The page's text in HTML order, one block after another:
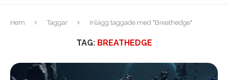
Hem Taggar Inlägg taggade med "Breathedge"
TAG: BREATHEDGE